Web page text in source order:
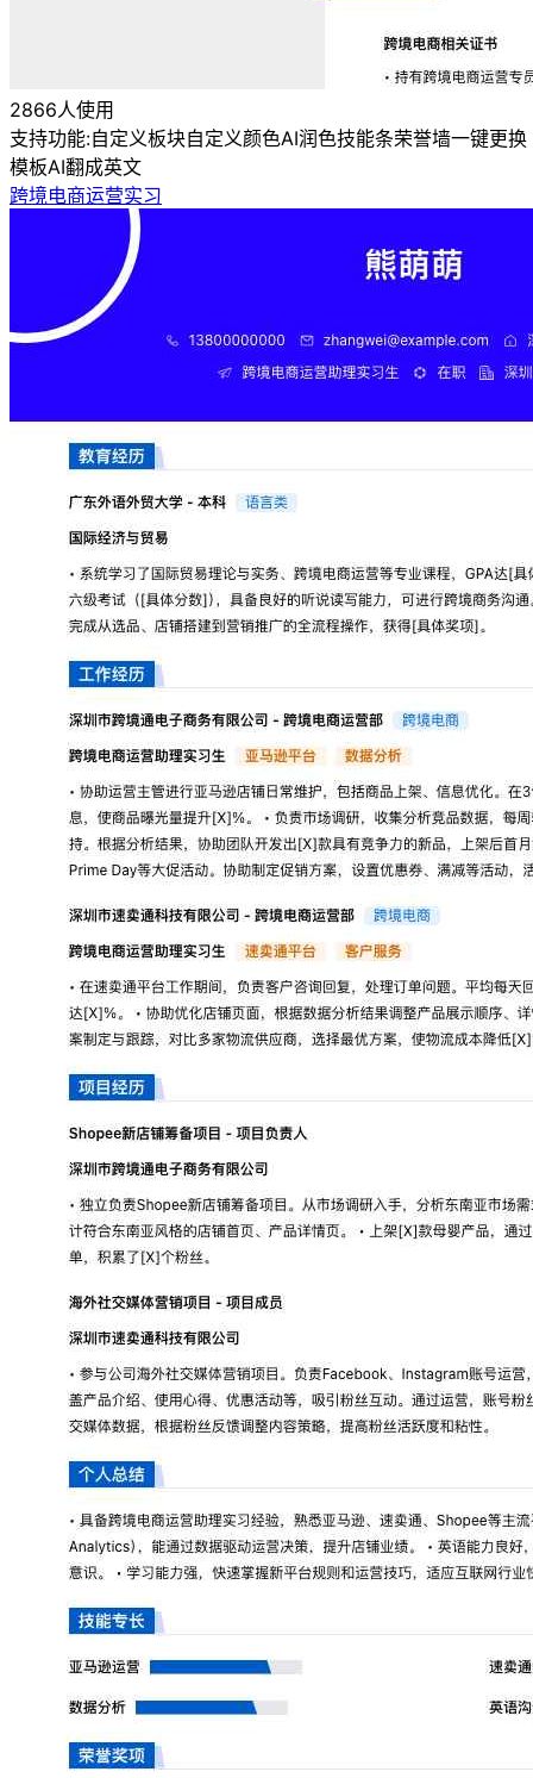
2866人使用
支持功能:自定义板块自定义颜色AI润色技能条荣誉墙一键更换
模板AI翻成英文
跨境电商运营实习